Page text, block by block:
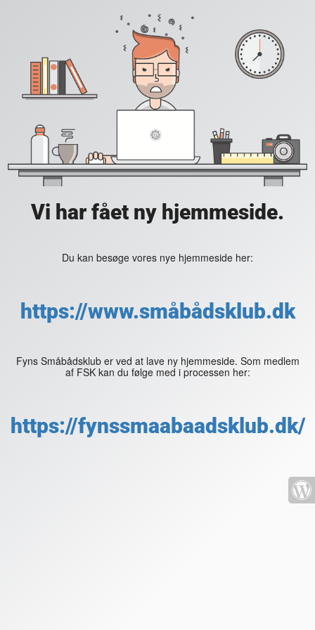
Vi har fået ny hjemmeside.
Du kan besøge vores nye hjemmeside her:
https://www.småbådsklub.dk
Fyns Småbådsklub er ved at lave ny hjemmeside. Som medlem
af FSK kan du følge med i processen her:
https://fynssmaabaadsklub.dk/